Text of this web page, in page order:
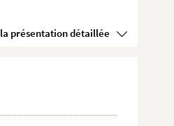
Voir la présentation détaillée